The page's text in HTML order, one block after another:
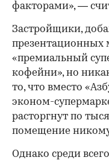
факторами», —
Застройщики,
презентационных
«премиальный
кофейни», но
то, что вместо
эконом-
расторгнут по
помещение
Однако среди